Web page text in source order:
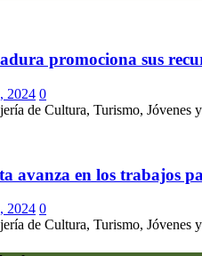
promociona sus
2024 0
de Cultura, Turismo, Jóvenes
avanza en los trabajos
2024 0
de Cultura, Turismo, Jóvenes